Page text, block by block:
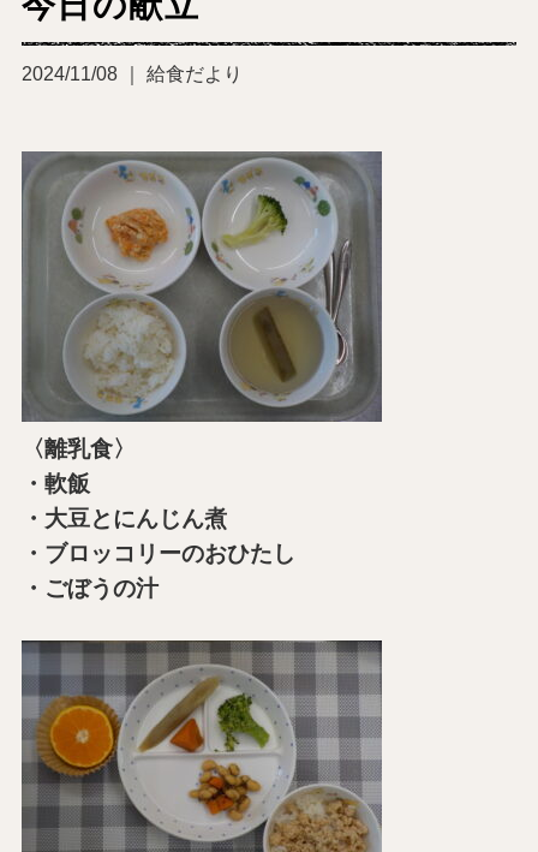
2024/11/08 ｜ 給食だより
〈離乳食〉
・軟飯
・大豆とにんじん煮
・ブロッコリーのおひたし
・ごぼうの汁